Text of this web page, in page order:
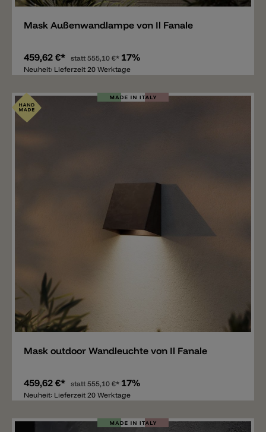
Mask Außenwandlampe von Il Fanale
459,62 €* statt555,10 €* 17%
Neuheit: Lieferzeit 20 Werktage
Merken
Mask outdoor Wandleuchte von Il Fanale
459,62 €* statt555,10 €* 17%
Neuheit: Lieferzeit 20 Werktage